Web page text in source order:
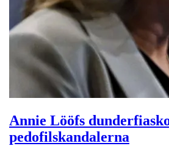
Annie Lööfs
pedofilskandalerna